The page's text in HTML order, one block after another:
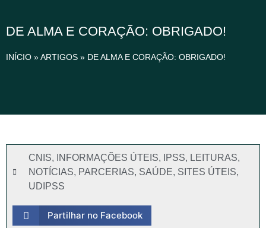
DE ALMA E CORAÇÃO: OBRIGADO!
INÍCIO »ARTIGOS » DE ALMA E CORAÇÃO: OBRIGADO!
CNIS, INFORMAÇÕES ÚTEIS, IPSS, LEITURAS,
NOTÍCIAS, PARCERIAS, SAÚDE, SITES ÚTEIS,
UDIPSS
Partilhar no Facebook